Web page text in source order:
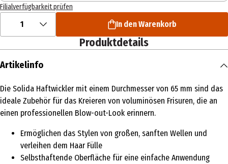
Filialverfügbarkeit prüfen
1 In den Warenkorb
Produktdetails
Artikelinfo
Die Solida Haftwickler mit einem Durchmesser von 65 mm sind das
ideale Zubehör für das Kreieren von voluminösen Frisuren, die an
einen professionellen Blow-out-Look erinnern.
Ermöglichen das Stylen von großen, sanften Wellen und
verleihen dem Haar Fülle
Selbsthaftende Oberfläche für eine einfache Anwendung